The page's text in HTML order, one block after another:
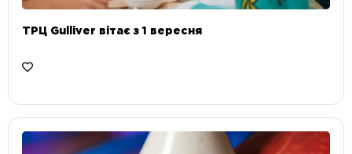
ТРЦ Gulliver вітає з 1 вересня